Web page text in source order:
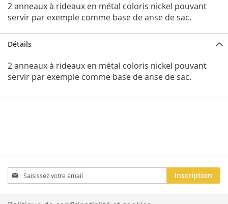
2 anneaux à rideaux en métal coloris nickel pouvant
servir par exemple comme base de anse de sac.
Détails
2 anneaux à rideaux en métal coloris nickel pouvant
servir par exemple comme base de anse de sac.
Inscription
à
notre
Inscription